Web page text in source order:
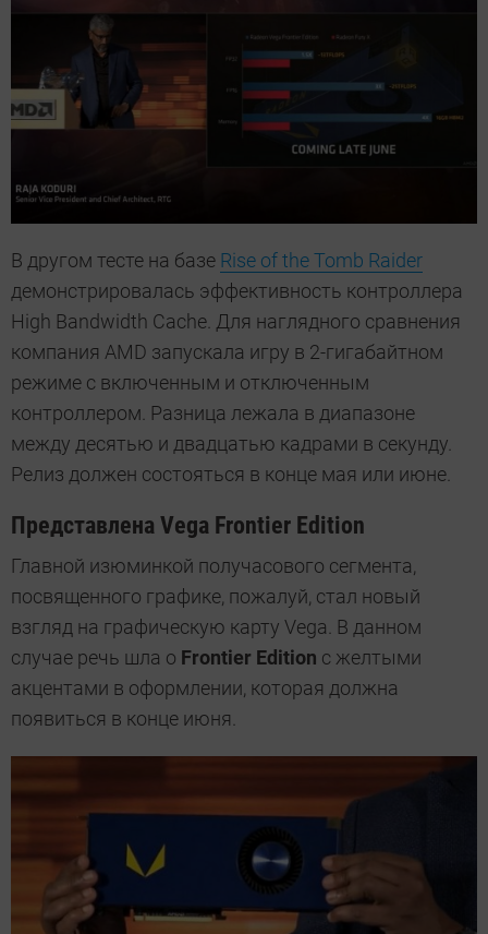
В другом тесте на базе Rise of the Tomb Raider
демонстрировалась эффективность контроллера
High Bandwidth Cache. Для наглядного сравнения
компания AMD запускала игру в 2-гигабайтном
режиме с включенным и отключенным
контроллером. Разница лежала в диапазоне
между десятью и двадцатью кадрами в секунду.
Релиз должен состояться в конце мая или июне.
Представлена Vega Frontier Edition
Главной изюминкой получасового сегмента,
посвященного графике, пожалуй, стал новый
взгляд на графическую карту Vega. В данном
случае речь шла о Frontier Edition с желтыми
акцентами в оформлении, которая должна
появиться в конце июня.